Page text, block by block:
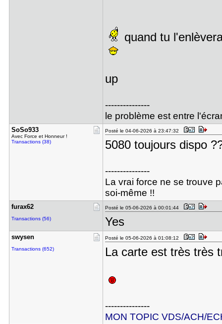
quand tu
up
---------------
le problème est entre
SoSo933
Avec Force et Honneur !
Transactions (38)
Posté le 04-06-2026 à 23:47:32
5080 toujours dispo
---------------
La vrai force ne se trouve
soi-même !!
furax62
Transactions (56)
Posté le 05-06-2026 à 00:01:44
Yes
swysen
Transactions (652)
Posté le 05-06-2026 à 01:08:12
La carte est très très
---------------
MON TOPIC VDS/ACH/